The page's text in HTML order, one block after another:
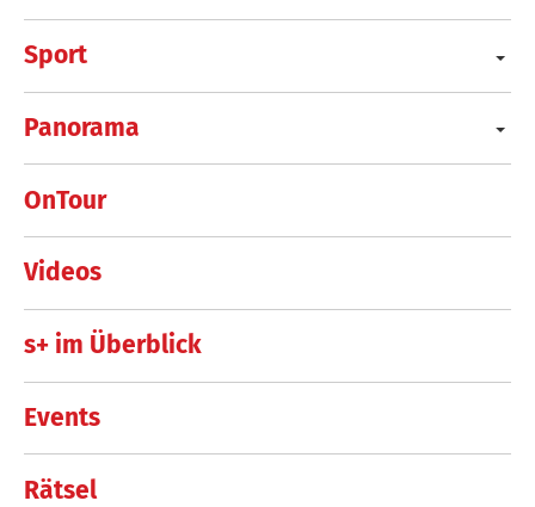
Sport
Panorama
OnTour
Videos
s+ im Überblick
Events
Rätsel